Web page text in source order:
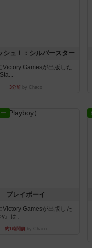
シュ！：シルバースター
Victory Gamesが出版した
3分前 by Chaco
ー
プレイボーイ
Victory Gamesが出版した
』は、...
約1時間前 by Chaco